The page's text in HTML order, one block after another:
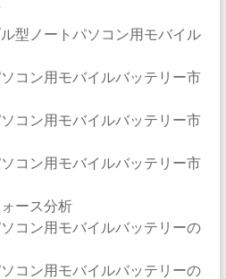
型ノートパソコン用モバイル
コン用モバイルバッテリー市
コン用モバイルバッテリー市
コン用モバイルバッテリー市
ース分析
コン用モバイルバッテリーの
コン用モバイルバッテリーの